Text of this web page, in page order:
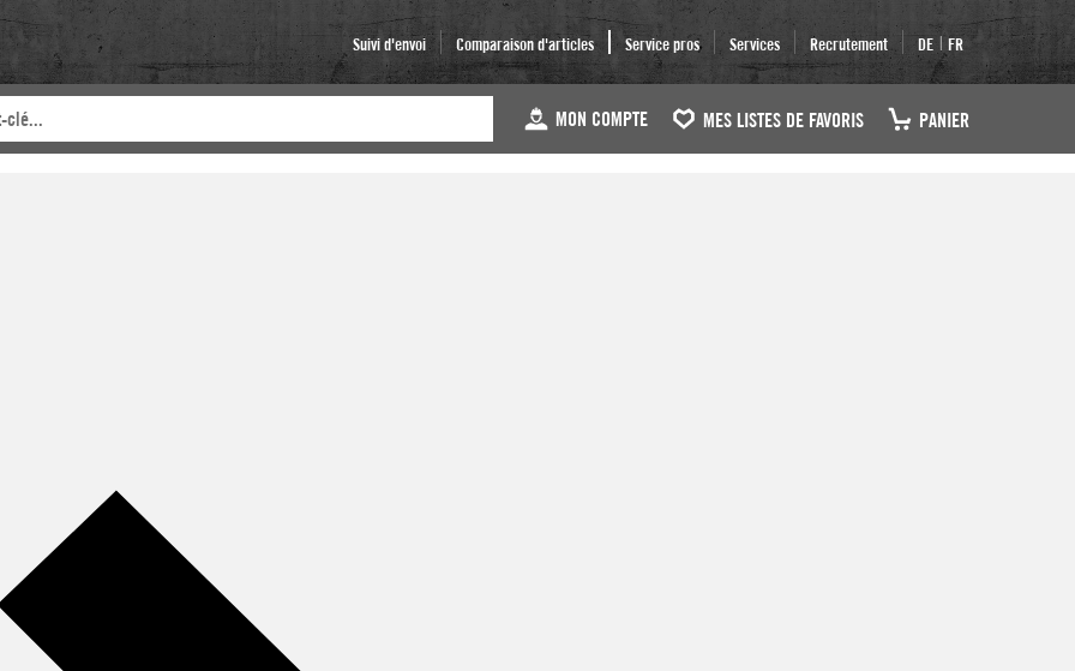
Suivi d'envoi Comparaison d'articles Service pros Services Recrutement DE | FR
MON COMPTE MES LISTES DE FAVORIS PANIER